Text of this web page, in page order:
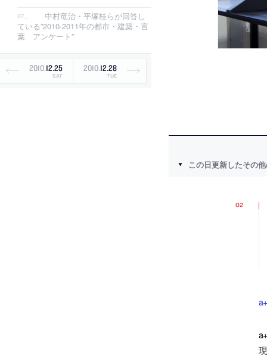
中村竜治・平塚桂らが回答し
ている”2010-2011年の都市・建築・言
葉 アンケート”
2010.12.25
SAT
2010.12.28
TUE
この日更新したその